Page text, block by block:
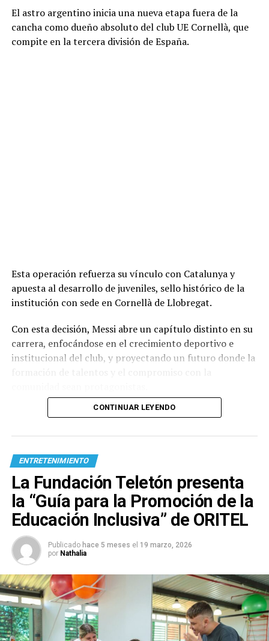
El astro argentino inicia una nueva etapa fuera de la
cancha como dueño absoluto del club UE Cornellà, que
compite en la tercera división de España.
Esta operación refuerza su vínculo con Catalunya y
apuesta al desarrollo de juveniles, sello histórico de la
institución con sede en Cornellà de Llobregat.
Con esta decisión, Messi abre un capítulo distinto en su
carrera, enfocándose en el crecimiento deportivo e
institucional del club, y proyectando un futuro donde la
CONTINUAR LEYENDO
ENTRETENIMIENTO
La Fundación Teletón presenta
la “Guía para la Promoción de la
Educación Inclusiva” de ORITEL
Publicado hace 5 meses el 19 marzo, 2026
por Nathalia